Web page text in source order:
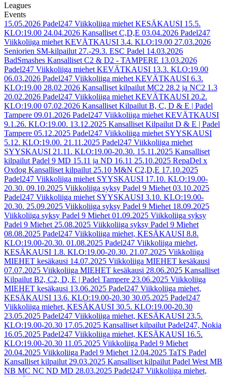
Leagues
Events
15.05.2026 Padel247 Viikkoliiga miehet KESÄKAUSI 15.5.
KLO:19.00 24.04.2026 Kansalliset C,D,E 03.04.2026 Padel247
Viikkoliiga miehet KEVÄTKAUSI 3.4. KLO:19.00 27.03.2026
Seniorien SM-kilpailut 27.-29.3. ESC Padel 14.03.2026
BadSmashes Kansalliset C2 & D2 - TAMPERE 13.03.2026
Padel247 Viikkoliiga miehet KEVÄTKAUSI 13.3. KLO:19.00
06.03.2026 Padel247 Viikkoliiga miehet KEVÄTKAUSI 6.3.
KLO:19.00 28.02.2026 Kansalliset kilpailut MC2 28.2 ja NC2 1.3
20.02.2026 Padel247 Viikkoliiga miehet KEVÄTKAUSI 20.2.
KLO:19.00 07.02.2026 Kansalliset Kilpailut B, C, D & E | Padel
Tampere 09.01.2026 Padel247 Viikkoliiga miehet KEVÄTKAUSI
9.1.26. KLO:19.00. 13.12.2025 Kansalliset Kilpailut D & E | Padel
Tampere 05.12.2025 Padel247 Viikkoliiga miehet SYYSKAUSI
5.12. KLO:19.00. 21.11.2025 Padel247 Viikkoliiga miehet
SYYSKAUSI 21.11. KLO:19.00-20.30. 15.11.2025 Kansalliset
kilpailut Padel 9 MD 15.11 ja ND 16.11 25.10.2025 RepaDel x
Oxdog Kansalliset kilpailut 25.10 M&N C2,D,E 17.10.2025
Padel247 Viikkoliiga miehet SYYSKAUSI 17.10. KLO:19.00-
20.30. 09.10.2025 Viikkoliiga syksy Padel 9 Miehet 03.10.2025
Padel247 Viikkoliiga miehet SYYSKAUSI 3.10. KLO:19.00-
20.30. 25.09.2025 Viikkoliiga syksy Padel 9 Miehet 18.09.2025
Viikkoliiga syksy Padel 9 Miehet 01.09.2025 Viikkoliiga syksy
Padel 9 Miehet 25.08.2025 Viikkoliiga syksy Padel 9 Miehet
08.08.2025 Padel247 Viikkoliiga miehet, KESÄKAUSI 8.8.
KLO:19.00-20.30. 01.08.2025 Padel247 Viikkoliiga miehet,
KESÄKAUSI 1.8. KLO:19.00-20.30. 21.07.2025 Viikkoliiga
MIEHET kesäkausi 14.07.2025 Viikkoliiga MIEHET kesäkausi
07.07.2025 Viikkoliiga MIEHET kesäkausi 28.06.2025 Kansalliset
Kilpailut B2, C2, D, E | Padel Tampere 23.06.2025 Viikkoliiga
MIEHET kesäkausi 13.06.2025 Padel247 Viikkoliiga miehet,
KESÄKAUSI 13.6. KLO:19.00-20.30 30.05.2025 Padel247
Viikkoliiga miehet, KESÄKAUSI 30.5. KLO:19.00-20.30
23.05.2025 Padel247 Viikkoliiga miehet, KESÄKAUSI 23.5.
KLO:19.00-20.30 17.05.2025 Kansalliset kilpailut Padel247, Nokia
16.05.2025 Padel247 Viikkoliiga miehet, KESÄKAUSI 16.5.
KLO:19.00-20.30 11.05.2025 Viikkoliiga Padel 9 Miehet
20.04.2025 Viikkoliiga Padel 9 Miehet 12.04.2025 TaTS Padel
Kansalliset kilpailut 29.03.2025 Kansalliset kilpailut Padel West MB
NB MC NC ND MD 28.03.2025 Padel247 Viikkoliiga miehet,